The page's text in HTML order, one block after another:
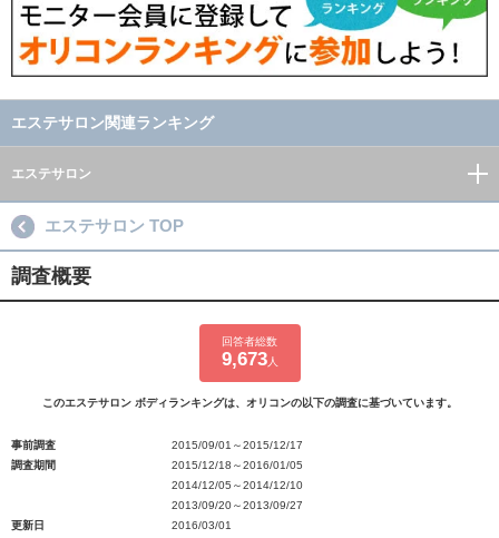
エステサロン関連ランキング
エステサロン
エステサロン TOP
調査概要
回答者総数
9,673人
このエステサロン ボディランキングは、オリコンの以下の調査に基づいています。
事前調査
2015/09/01～2015/12/17
調査期間
2015/12/18～2016/01/05
2014/12/05～2014/12/10
2013/09/20～2013/09/27
更新日
2016/03/01